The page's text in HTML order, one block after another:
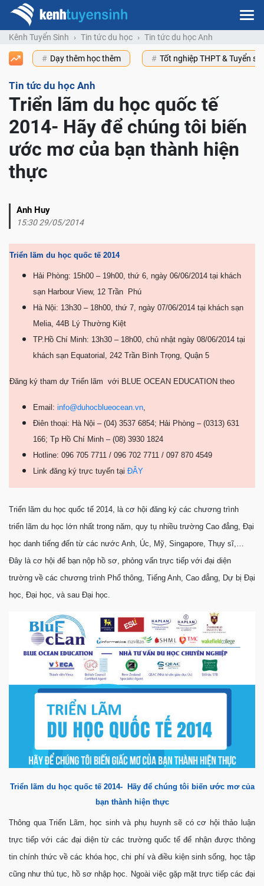
Kênh Tuyển Sinh Tin tức du học Tin tức du học Anh
Dạy thêm học thêm Tốt nghiệp THPT & Tuyển
Tin tức du học Anh
Triển lãm du học quốc tế
2014- Hãy để chúng tôi biến
ước mơ của bạn thành hiện
thực
Anh Huy
15:30 29/05/2014
Triển lãm du học quốc tế 2014
Hải Phòng: 15h00 – 19h00, thứ 6, ngày 06/06/2014 tại khách
sạn Harbour View, 12 Trần Phú
Hà Nội: 13h30 – 18h00, thứ 7, ngày 07/06/2014 tại khách sạn
Melia, 44B Lý Thường Kiệt
TP.Hồ Chí Minh: 13h30 – 18h00, chủ nhật ngày 08/06/2014 tại
khách sạn Equatorial, 242 Trần Bình Trọng, Quận 5
Đăng ký tham dự Triển lãm với BLUE OCEAN EDUCATION theo
Email: info@duhocblueocean.vn,
Điên thoại: Hà Nội – (04) 3537 6854; Hải Phòng – (0313) 631
166; Tp Hồ Chí Minh – (08) 3930 1824
Hotline: 096 705 7711 / 096 702 7711 / 097 870 4549
Link đăng ký trực tuyến tại ĐÂY
Triển lãm du học quốc tế 2014, là cơ hội đăng ký các chương trình
triển lãm du học lớn nhất trong năm, quy tụ nhiều trường Cao đẳng, Đại
học danh tiếng đến từ các nước Anh, Úc, Mỹ, Singapore, Thụy sĩ,…
Đây là cơ hội để bạn nộp hồ sơ, phỏng vấn trực tiếp với đại diện
trường về các chương trình Phổ thông, Tiếng Anh, Cao đẳng, Dự bị Đại
học, Đại học, và sau Đại học.
Triển lãm du học quốc tế 2014- Hãy để chúng tôi biến ước mơ của
bạn thành hiện thực
Thông qua Triển Lãm, học sinh và phụ huynh sẽ có cơ hội thảo luận
trực tiếp với các đại diện từ các trường quốc tế để nhận được thông
tin chính thức về các khóa học, chi phí và điều kiện sinh sống, học tập
cũng như thủ tục, hồ sơ nhập học. Ngoài việc gặp mặt trực tiếp các đại